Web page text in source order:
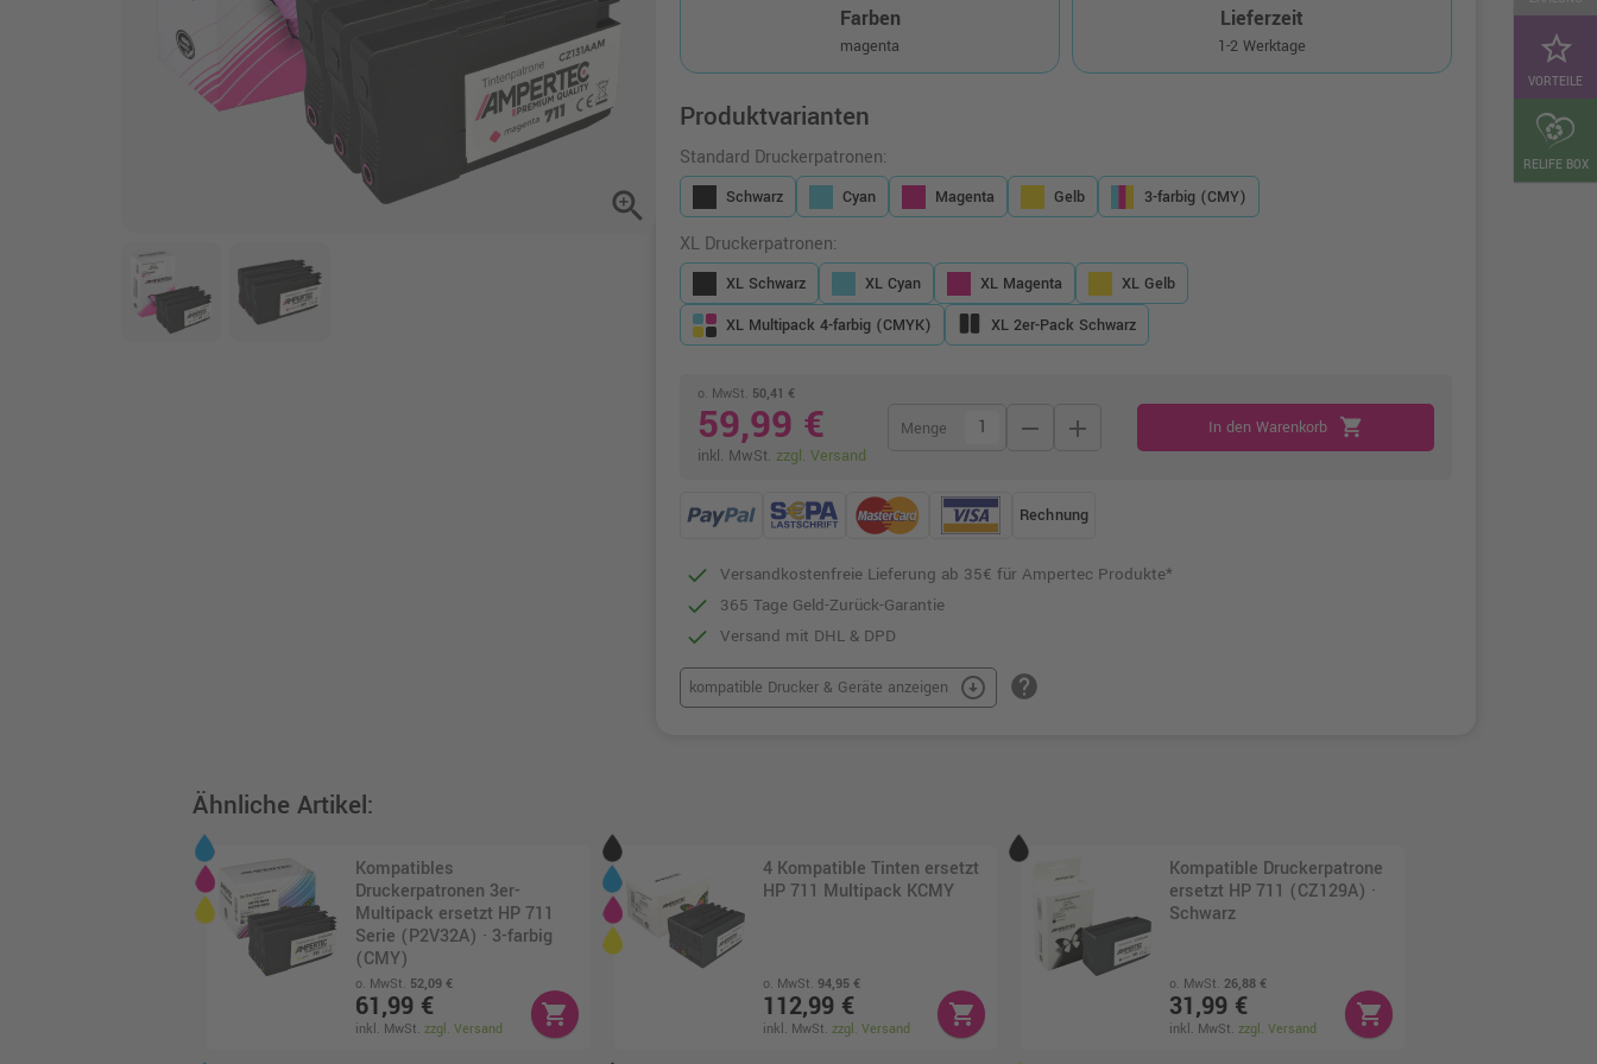
star_border
VORTEILE
RELIFE BOX
zoom_in
Farben
magenta
Lieferzeit
1-2 Werktage
Produktvarianten
Standard Druckerpatronen:
Schwarz Cyan Magenta Gelb 3-farbig (CMY)
XL Druckerpatronen:
XL Schwarz XL Cyan XL Magenta
XL Gelb
XL Multipack 4-farbig (CMYK)
XL 2er-Pack Schwarz
o. MwSt. 50,41 €
59,99 €
inkl. MwSt. zzgl. Versand
Menge remove add In den Warenkorb shopping_cart
Rechnung
Versandkostenfreie Lieferung ab 35€ für Ampertec Produkte*
365 Tage Geld-Zurück-Garantie
Versand mit DHL & DPD
kompatible Drucker & Geräte anzeigen arrow_circle_down help
Ähnliche Artikel:
Kompatibles
Druckerpatronen 3er-
Multipack ersetzt HP 711
Serie (P2V32A) · 3-farbig
(CMY)
o. MwSt. 52,09 €
61,99 €
inkl. MwSt. zzgl. Versand
shopping_cart
4 Kompatible Tinten ersetzt
HP 711 Multipack KCMY
o. MwSt. 94,95 €
112,99 €
inkl. MwSt. zzgl. Versand
shopping_cart
Kompatible Druckerpatrone
ersetzt HP 711 (CZ129A) ·
Schwarz
o. MwSt. 26,88 €
31,99 €
inkl. MwSt.zzgl. Versand
shopping_cart